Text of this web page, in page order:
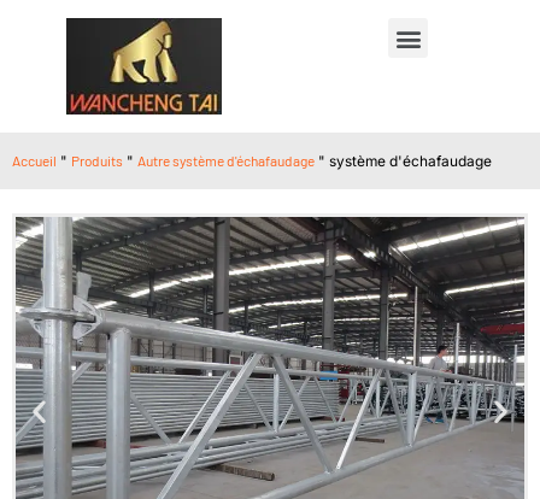
Accueil " Produits " Autre système d'échafaudage " système d'échafaudage